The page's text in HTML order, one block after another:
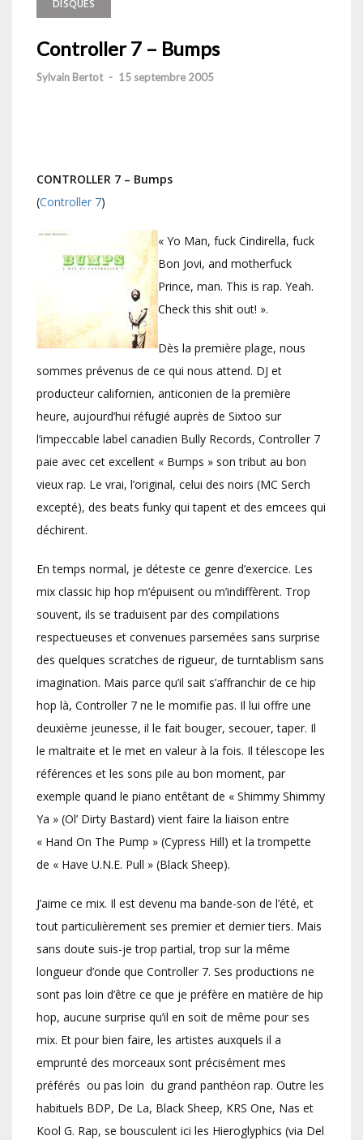
DISQUES
Controller 7 – Bumps
Sylvain Bertot - 15 septembre 2005
CONTROLLER 7 – Bumps
(Controller 7)
« Yo Man, fuck Cindirella, fuck
Bon Jovi, and motherfuck
Prince, man. This is rap. Yeah.
Check this shit out! ».
Dès la première plage, nous
sommes prévenus de ce qui nous attend. DJ et
producteur californien, anticonien de la première
heure, aujourd’hui réfugié auprès de Sixtoo sur
l’impeccable label canadien Bully Records, Controller 7
paie avec cet excellent « Bumps » son tribut au bon
vieux rap. Le vrai, l’original, celui des noirs (MC Serch
excepté), des beats funky qui tapent et des emcees qui
déchirent.
En temps normal, je déteste ce genre d’exercice. Les
mix classic hip hop m’épuisent ou m’indiffèrent. Trop
souvent, ils se traduisent par des compilations
respectueuses et convenues parsemées sans surprise
des quelques scratches de rigueur, de turntablism sans
imagination. Mais parce qu’il sait s’affranchir de ce hip
hop là, Controller 7 ne le momifie pas. Il lui offre une
deuxième jeunesse, il le fait bouger, secouer, taper. Il
le maltraite et le met en valeur à la fois. Il télescope les
références et les sons pile au bon moment, par
exemple quand le piano entêtant de « Shimmy Shimmy
Ya » (Ol’ Dirty Bastard) vient faire la liaison entre
« Hand On The Pump » (Cypress Hill) et la trompette
de « Have U.N.E. Pull » (Black Sheep).
J’aime ce mix. Il est devenu ma bande-son de l’été, et
tout particulièrement ses premier et dernier tiers. Mais
sans doute suis-je trop partial, trop sur la même
longueur d’onde que Controller 7. Ses productions ne
sont pas loin d’être ce que je préfère en matière de hip
hop, aucune surprise qu’il en soit de même pour ses
mix. Et pour bien faire, les artistes auxquels il a
emprunté des morceaux sont précisément mes
préférés  ou pas loin  du grand panthéon rap. Outre les
habituels BDP, De La, Black Sheep, KRS One, Nas et
Kool G. Rap, se bousculent ici les Hieroglyphics (via Del